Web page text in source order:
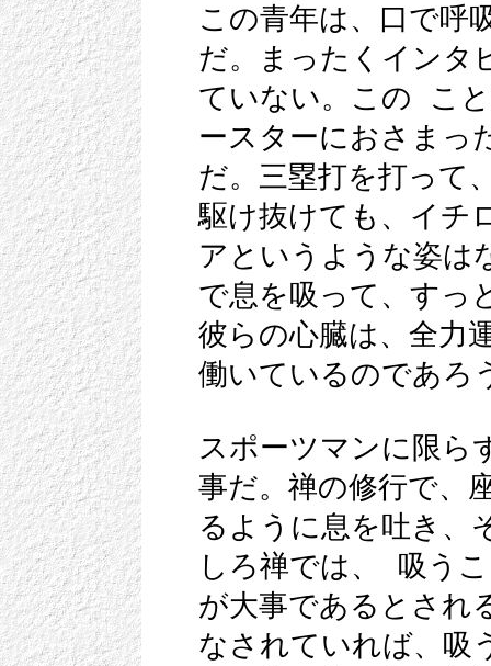
この青年は、口で呼
だ。まったくインタ
ていない。この こ
ースターにおさまっ
だ。三塁打を打って
駆け抜けても、イチ
アというような姿は
で息を吸って、すっ
彼らの心臓は、全力
働いているのであろ
スポーツマンに限ら
事だ。禅の修行で、
るように息を吐き、
しろ禅では、 吸う
が大事であるとされ
なされていれば、吸